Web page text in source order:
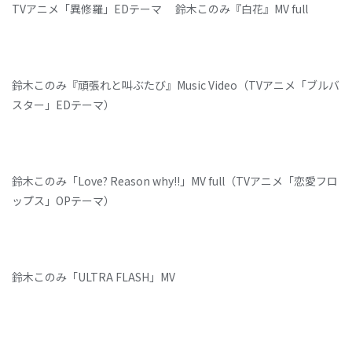
TVアニメ「異修羅」EDテーマ 鈴木このみ『白花』MV full
鈴木このみ『頑張れと叫ぶたび』Music Video（TVアニメ「ブルバ
スター」EDテーマ）
鈴木このみ「Love? Reason why!!」MV full（TVアニメ「恋愛フロ
ップス」OPテーマ）
鈴木このみ「ULTRA FLASH」MV